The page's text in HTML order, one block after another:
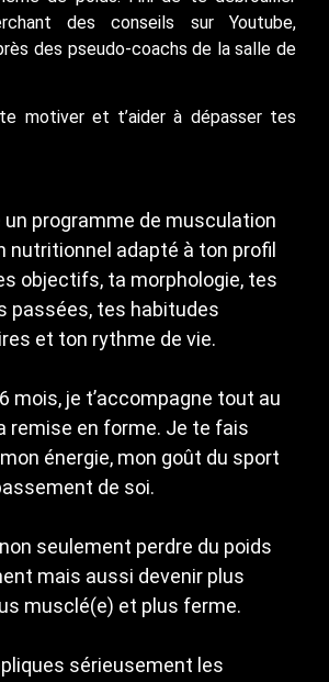
des conseils sur Youtube,
des pseudo-coachs de la salle de
motiver et t’aider à dépasser tes
un programme de musculation
nutritionnel adapté à ton profil
objectifs, ta morphologie, tes
passées, tes habitudes
et ton rythme de vie.
mois, je t’accompagne tout au
remise en forme. Je te fais
énergie, mon goût du sport
de soi.
seulement perdre du poids
mais aussi devenir plus
musclé(e) et plus ferme.
sérieusement les